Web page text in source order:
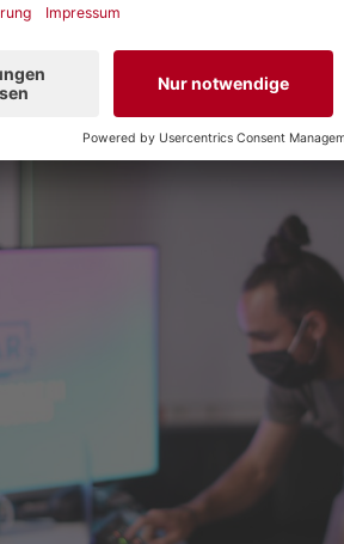
Feder oder die Formel 1 – mit